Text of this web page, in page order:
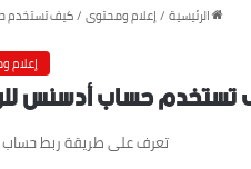
الرئيسية /إعلام ومحتوى /كيف تستخدم
إعلام
حساب أدسنس
تعرف على طريقة ربط حساب